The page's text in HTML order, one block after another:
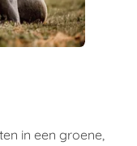
in een groene,